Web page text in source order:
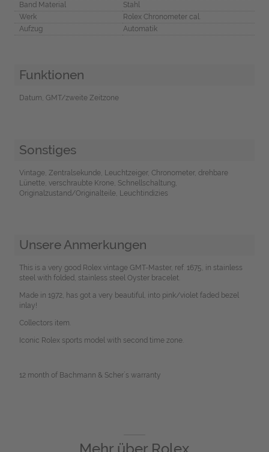
Band Material
Stahl
Werk
Rolex Chronometer cal.
Aufzug
Automatik
Funktionen
Datum, GMT/zweite Zeitzone
Sonstiges
Vintage, Zentralsekunde, Leuchtzeiger, Chronometer, drehbare
Lünette, verschraubte Krone, Schnellschaltung,
Originalzustand/Originalteile, Leuchtindizies
Unsere Anmerkungen
This is a very good Rolex vintage GMT-Master, ref. 1675, in stainless
steel with folded, stainless steel Oyster bracelet.
Made in 1972, has got a very beautiful, into pink/violet faded bezel
inlay!
Collectors item.
Iconic Rolex sports model with second time zone.
12 month of Bachmann & Scher´s warranty